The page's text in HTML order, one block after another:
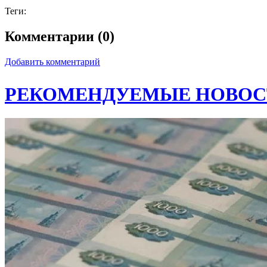
Теги:
Комментарии (0)
Добавить комментарий
РЕКОМЕНДУЕМЫЕ